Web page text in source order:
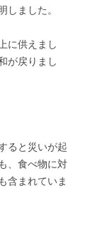
ました。
に供えまし
が戻りまし
ると災いが起
、食べ物に対
含まれていま